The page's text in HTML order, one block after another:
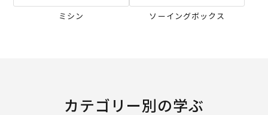
ミシン ソーイングボックス
カテゴリー別の学ぶ